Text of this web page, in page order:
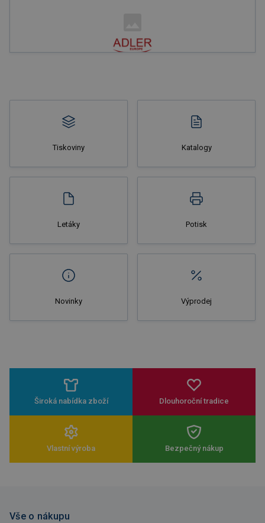
Tiskoviny Katalogy
Letáky Potisk
Novinky Výprodej
Široká nabídka zboží Dlouhoroční tradice
Vlastní výroba Bezpečný nákup
Vše o nákupu